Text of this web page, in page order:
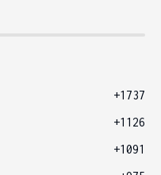
+1737
+1126
+1091